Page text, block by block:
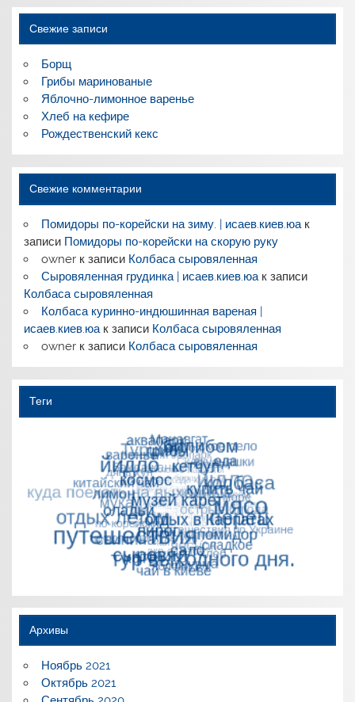
Свежие записи
Борщ
Грибы маринованые
Яблочно-лимонное варенье
Хлеб на кефире
Рождественский кекс
Свежие комментарии
Помидоры по-корейски на зиму. | исаев.киев.юак
записи Помидоры по-корейски на скорую руку
ownerк записи Колбаса сыровяленная
Сыровяленная грудинка | исаев.киев.юак записи
Колбаса сыровяленная
Колбаса куринно-индюшинная вареная |
исаев.киев.юак записи Колбаса сыровяленная
ownerк записи Колбаса сыровяленная
Теги
Архивы
Ноябрь 2021
Октябрь 2021